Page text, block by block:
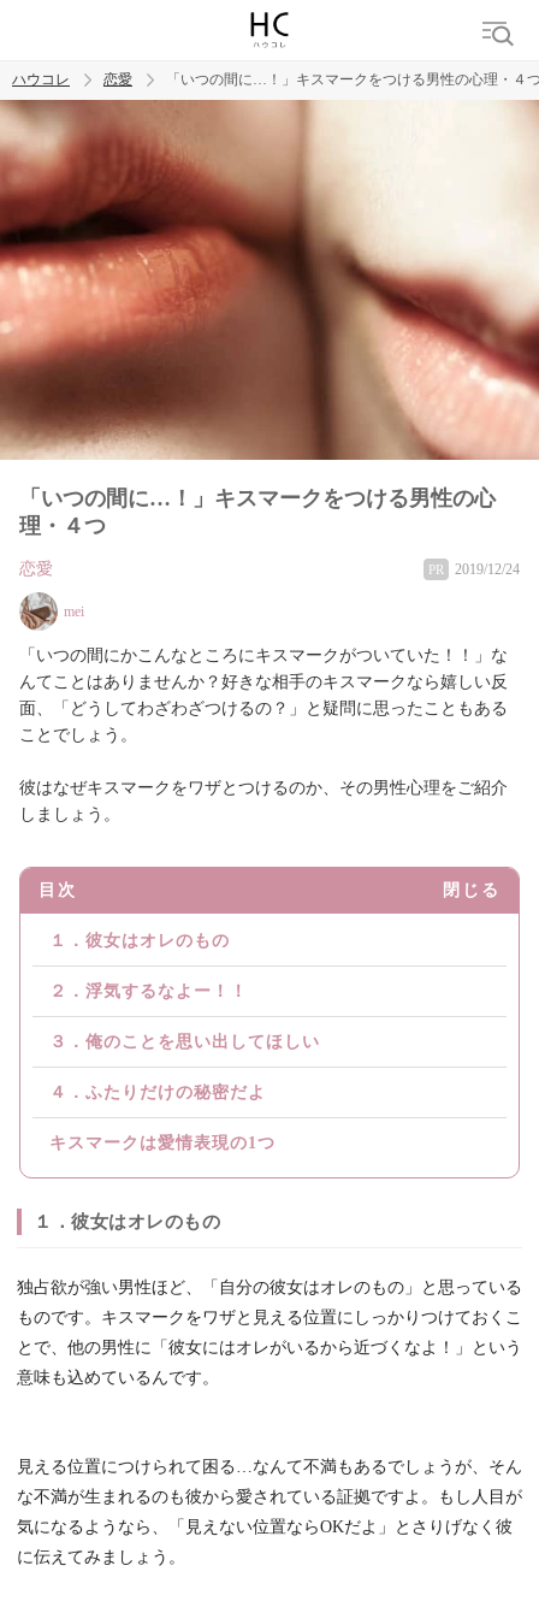
トレンド ワード
恋愛
ハウコレ 恋愛 「いつの間に…！」キスマークをつける男性の心理・４
「いつの間に…！」キスマークをつける男性の心
理・４つ
恋愛 PR 2019/12/24
mei
「いつの間にかこんなところにキスマークがついていた！！」な
んてことはありませんか？好きな相手のキスマークなら嬉しい反
面、「どうしてわざわざつけるの？」と疑問に思ったこともある
ことでしょう。
彼はなぜキスマークをワザとつけるのか、その男性心理をご紹介
しましょう。
目次 閉じる
１．彼女はオレのもの
２．浮気するなよー！！
３．俺のことを思い出してほしい
４．ふたりだけの秘密だよ
キスマークは愛情表現の1つ
１．彼女はオレのもの
独占欲が強い男性ほど、「自分の彼女はオレのもの」と思っている
ものです。キスマークをワザと見える位置にしっかりつけておくこ
とで、他の男性に「彼女にはオレがいるから近づくなよ！」という
意味も込めているんです。
見える位置につけられて困る…なんて不満もあるでしょうが、そん
な不満が生まれるのも彼から愛されている証拠ですよ。もし人目が
気になるようなら、「見えない位置ならOKだよ」とさりげなく彼
に伝えてみましょう。